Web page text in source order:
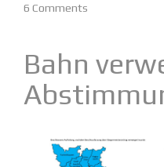
6 Comments
Bahn